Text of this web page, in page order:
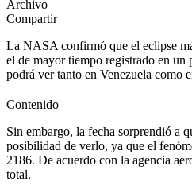
Archivo
Compartir
La NASA confirmó que el eclipse
el de mayor tiempo registrado en un
podrá ver tanto en Venezuela como
Contenido
Sin embargo, la fecha sorprendió a
posibilidad de verlo, ya que el
2186. De acuerdo con la agencia
total.